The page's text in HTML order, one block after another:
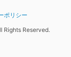
ポリシー
Rights Reserved.